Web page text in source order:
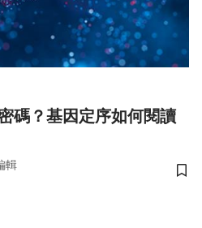
碼？基因定序如何閱讀
輯
儲